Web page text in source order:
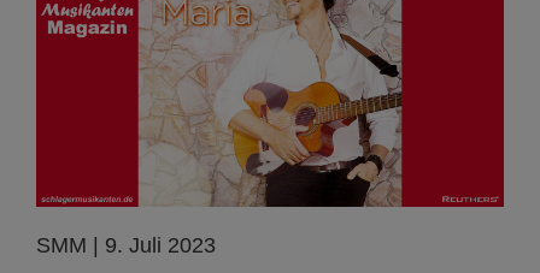
SMM | 9. Juli 2023